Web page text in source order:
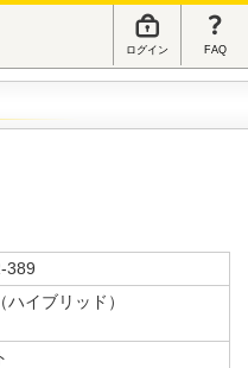
ログイン FAQ
389
イブリッド）